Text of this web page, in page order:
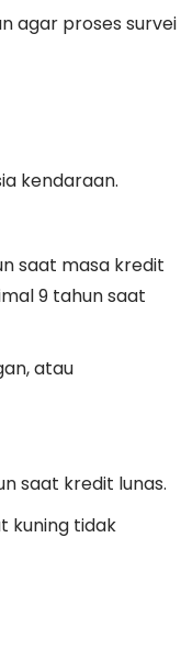
agar proses survei
kendaraan.
saat masa kredit
9 tahun saat
atau
saat kredit lunas.
kuning tidak